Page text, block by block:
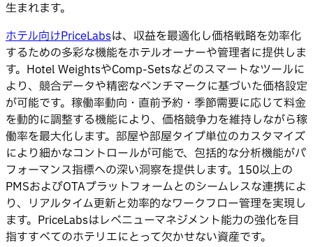
生まれます。
ホテル向けPriceLabsは、収益を最適化し価格戦略を効率化
するための多彩な機能をホテルオーナーや管理者に提供しま
す。Hotel WeightsやComp-Setsなどのスマートなツールに
より、競合データや精密なベンチマークに基づいた価格設定
が可能です。稼働率動向・直前予約・季節需要に応じて料金
を動的に調整する機能により、価格競争力を維持しながら稼
働率を最大化します。部屋や部屋タイプ単位のカスタマイズ
により細かなコントロールが可能で、包括的な分析機能がパ
フォーマンス指標への深い洞察を提供します。150以上の
PMSおよびOTAプラットフォームとのシームレスな連携によ
り、リアルタイム更新と効率的なワークフロー管理を実現し
ます。PriceLabsはレベニューマネジメント能力の強化を目
指すすべてのホテリエにとって欠かせない資産です。